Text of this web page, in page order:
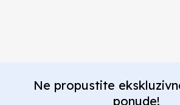
Ne propustite
ponude!